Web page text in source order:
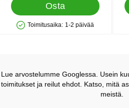
Osta
Saatavuus: Varastossa
Toimitusaika: 1-2 päivää
Lue arvostelumme Googlessa. Usein
toimitukset ja reilut ehdot. Katso, mitä
meistä.